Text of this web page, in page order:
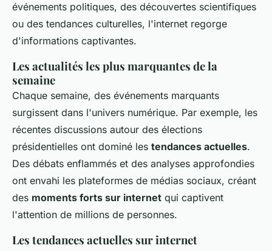
événements politiques, des découvertes scientifiques
ou des tendances culturelles, l'internet regorge
d'informations captivantes.
Les actualités les plus marquantes de la
semaine
Chaque semaine, des événements marquants
surgissent dans l'univers numérique. Par exemple, les
récentes discussions autour des élections
présidentielles ont dominé les tendances actuelles.
Des débats enflammés et des analyses approfondies
ont envahi les plateformes de médias sociaux, créant
des moments forts sur internet qui captivent
l'attention de millions de personnes.
Les tendances actuelles sur internet